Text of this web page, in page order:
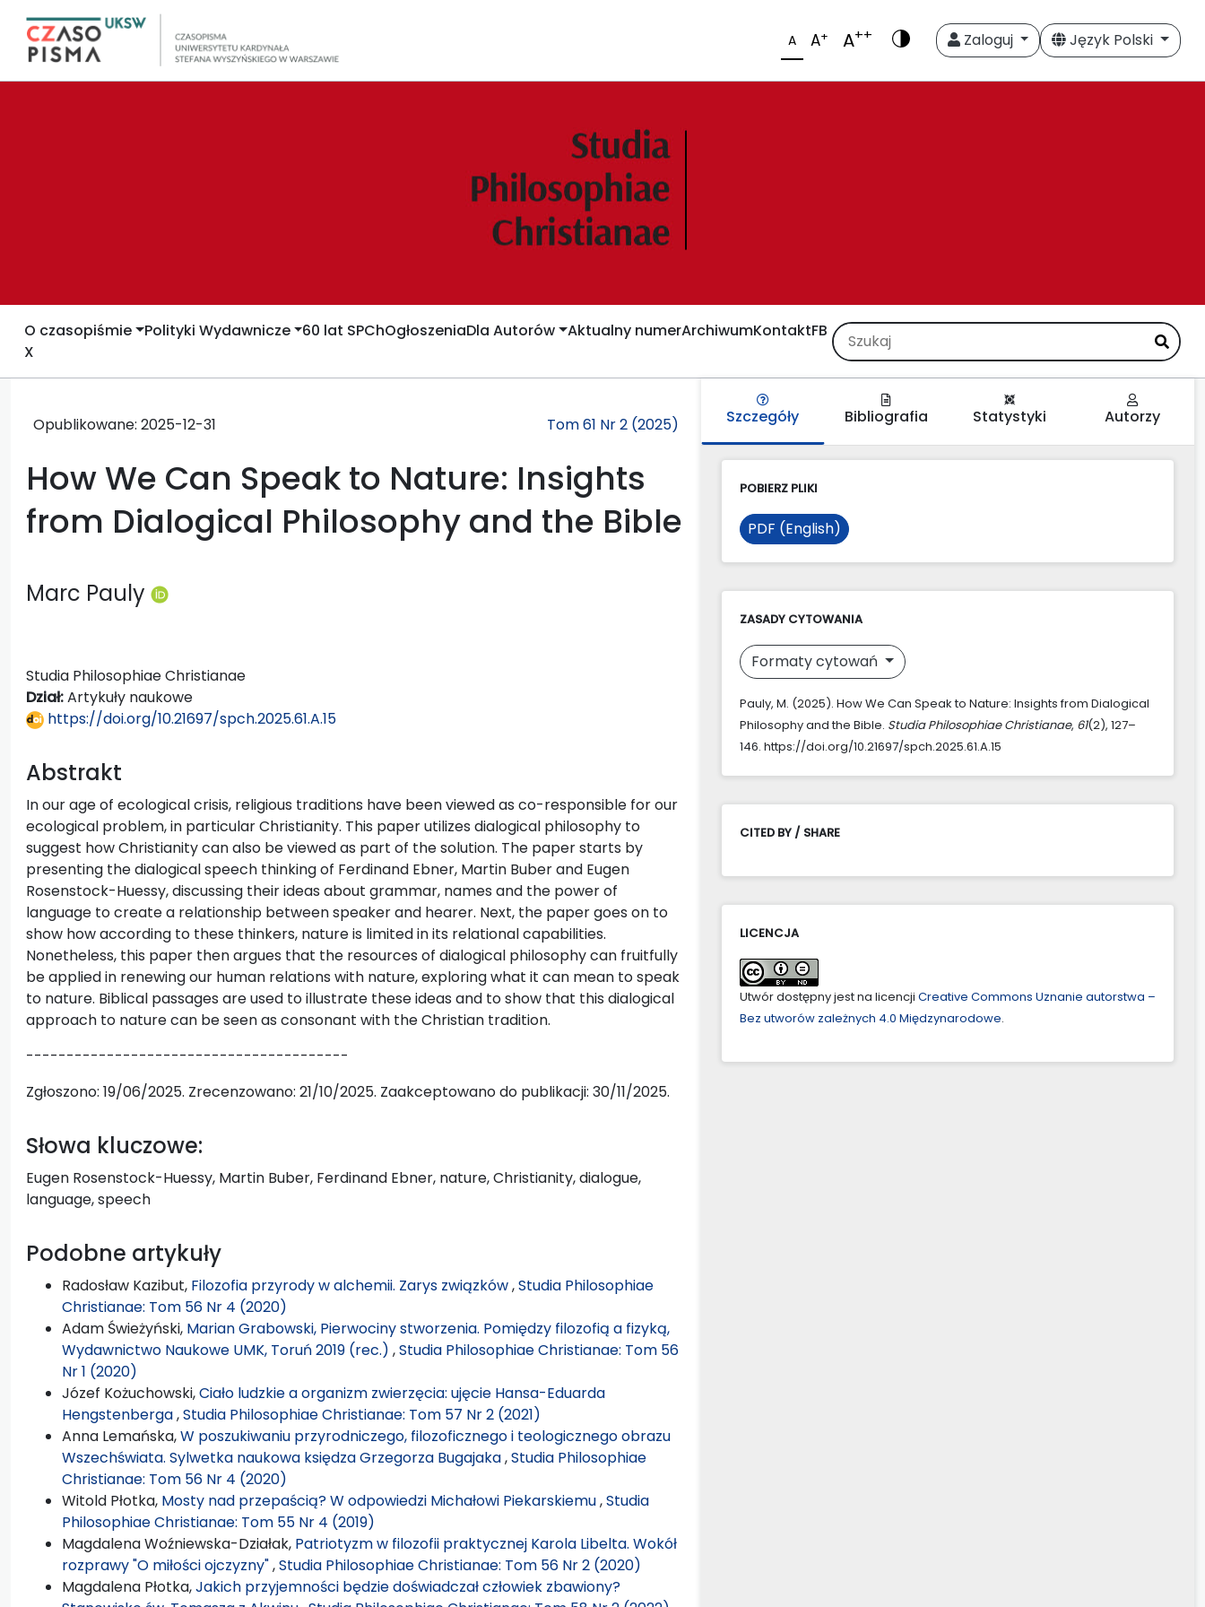
A A+ A++ Zaloguj Język Polski
O czasopiśmie Polityki Wydawnicze 60 lat SPChOgłoszeniaDla Autorów Aktualny numerArchiwumKontaktFB
X
Opublikowane: 2025-12-31 Tom 61 Nr 2 (2025)
How We Can Speak to Nature: Insights
from Dialogical Philosophy and the Bible
Marc Pauly
Studia Philosophiae Christianae
Dział:Artykuły naukowe
https://doi.org/10.21697/spch.2025.61.A.15
Abstrakt
In our age of ecological crisis, religious traditions have been viewed as co-responsible for our
ecological problem, in particular Christianity. This paper utilizes dialogical philosophy to
suggest how Christianity can also be viewed as part of the solution. The paper starts by
presenting the dialogical speech thinking of Ferdinand Ebner, Martin Buber and Eugen
Rosenstock-Huessy, discussing their ideas about grammar, names and the power of
language to create a relationship between speaker and hearer. Next, the paper goes on to
show how according to these thinkers, nature is limited in its relational capabilities.
Nonetheless, this paper then argues that the resources of dialogical philosophy can fruitfully
be applied in renewing our human relations with nature, exploring what it can mean to speak
to nature. Biblical passages are used to illustrate these ideas and to show that this dialogical
approach to nature can be seen as consonant with the Christian tradition.
----------------------------------------
Zgłoszono: 19/06/2025. Zrecenzowano: 21/10/2025. Zaakceptowano do publikacji: 30/11/2025.
Słowa kluczowe:
Eugen Rosenstock-Huessy, Martin Buber, Ferdinand Ebner, nature, Christianity, dialogue,
language, speech
Podobne artykuły
Radosław Kazibut, Filozofia przyrody w alchemii. Zarys związków,Studia Philosophiae
Christianae: Tom 56 Nr 4 (2020)
Adam Świeżyński, Marian Grabowski, Pierwociny stworzenia. Pomiędzy filozofią a fizyką,
Wydawnictwo Naukowe UMK, Toruń 2019 (rec.) ,Studia Philosophiae Christianae: Tom 56
Nr 1 (2020)
Józef Kożuchowski,Ciało ludzkie a organizm zwierzęcia: ujęcie Hansa-Eduarda
Hengstenberga,Studia Philosophiae Christianae: Tom 57 Nr 2 (2021)
Anna Lemańska,W poszukiwaniu przyrodniczego, filozoficznego i teologicznego obrazu
Wszechświata. Sylwetka naukowa księdza Grzegorza Bugajaka,Studia Philosophiae
Christianae: Tom 56 Nr 4 (2020)
Witold Płotka, Mosty nad przepaścią? W odpowiedzi Michałowi Piekarskiemu,Studia
Philosophiae Christianae: Tom 55 Nr 4 (2019)
Magdalena Woźniewska-Działak, Patriotyzm w filozofii praktycznej Karola Libelta. Wokół
rozprawy "O miłości ojczyzny",Studia Philosophiae Christianae: Tom 56 Nr 2 (2020)
Magdalena Płotka,Jakich przyjemności będzie doświadczał człowiek zbawiony?
Szczegóły Bibliografia Statystyki Autorzy
POBIERZ PLIKI
PDF (English)
ZASADY CYTOWANIA
Formaty cytowań
Pauly, M. (2025). How We Can Speak to Nature: Insights from Dialogical
Philosophy and the Bible. Studia Philosophiae Christianae, 61(2), 127–
146. https://doi.org/10.21697/spch.2025.61.A.15
CITED BY / SHARE
LICENCJA
Utwór dostępny jest na licencji Creative Commons Uznanie autorstwa –
Bez utworów zależnych 4.0 Międzynarodowe.